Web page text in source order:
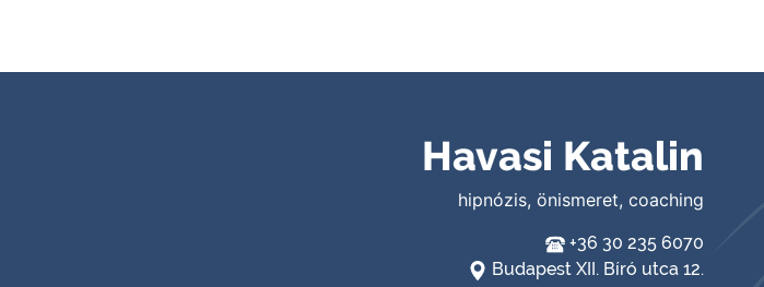
Havasi Katalin
hipnózis, önismeret, coaching
+36 30 235 6070
Budapest XII. Bíró utca 12.